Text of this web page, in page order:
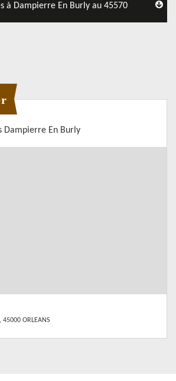
à Dampierre En Burly au 45570
Dampierre En Burly
ORLEANS